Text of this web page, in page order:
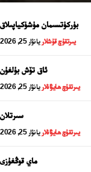
بۈركۈتسىمان مۈشۈكياپىلاق
يىرتقۇچ قۇشلار يانۋار 25, 2026
ئاق تۆش بۇلغۇن
يىرتقۇچ ھايۋانلار يانۋار 25, 2026
سىرتلان
يىرتقۇچ ھايۋانلار يانۋار 25, 2026
ماي قوڭغۇزى